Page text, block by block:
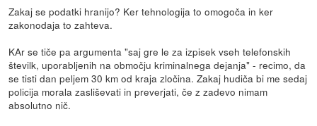
Zakaj se podatki hranijo? Ker tehnologija to omogoča in ker
zakonodaja to zahteva.
KAr se tiče pa argumenta "saj gre le za izpisek vseh telefonskih
številk, uporabljenih na območju kriminalnega dejanja" - recimo, da
se tisti dan peljem 30 km od kraja zločina. Zakaj hudiča bi me sedaj
policija morala zasliševati in preverjati, če z zadevo nimam
absolutno nič.